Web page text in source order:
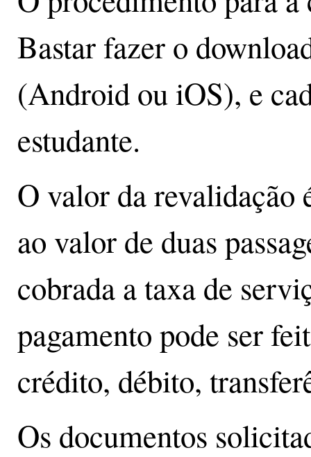
Bastar fazer o
(Android ou iOS), e
estudante.
O valor da revalidação
ao valor de duas
cobrada a taxa de
pagamento pode ser
crédito, débito,
Os documentos